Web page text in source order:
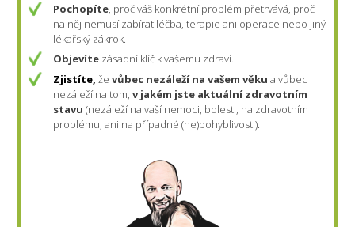
Pochopíte, proč váš konkrétní problém přetrvává, proč
na něj nemusí zabírat léčba, terapie ani operace nebo jiný
lékařský zákrok.
Objevíte zásadní klíč k vašemu zdraví.
Zjistíte, ževůbec nezáleží na vašem věkua vůbec
nezáleží na tom, v jakém jste aktuální zdravotním
stavu(nezáleží na vaší nemoci, bolesti, na zdravotním
problému, ani na případné (ne)pohyblivosti).